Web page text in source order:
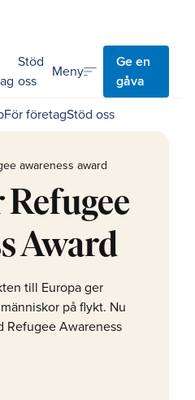
Stöd
oss
Menysort
Ge en
gåva
För företagStöd oss
awareness award
Award
till Europa ger
på flykt. Nu
Refugee Awareness